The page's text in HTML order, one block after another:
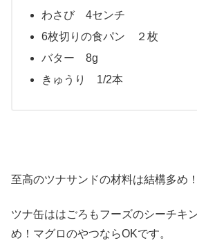
わさび 4センチ
6枚切りの食パン ２枚
バター 8g
きゅうり 1/2本
至高のツナサンドの材料は結構多め！
ツナ缶ははごろもフーズのシーチキ
め！マグロのやつならOKです。